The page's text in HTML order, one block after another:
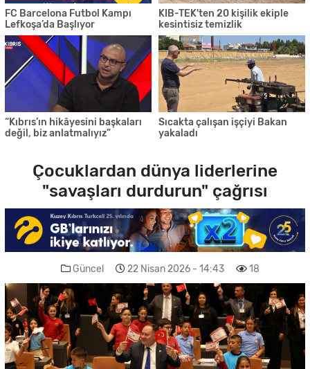
FC Barcelona Futbol Kampı
Lefkoşa’da Başlıyor
KIB-TEK'ten 20 kişilik ekiple
kesintisiz temizlik
“Kıbrıs’ın hikâyesini başkaları
değil, biz anlatmalıyız”
Sıcakta çalışan işçiyi Bakan
yakaladı
Çocuklardan dünya liderlerine
"savaşları durdurun" çağrısı
Güncel 22 Nisan 2026 - 14:43 18